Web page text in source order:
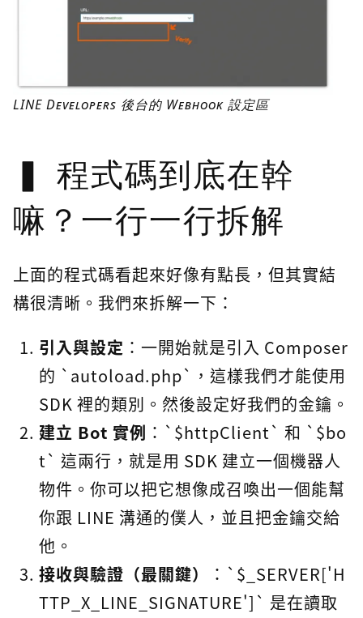
LINE Developers 後台的 Webhook 設定區
程式碼到底在幹
嘛？一行一行拆解
上面的程式碼看起來好像有點長，但其實結
構很清晰。我們來拆解一下：
引入與設定 ：一開始就是引入 Composer
的 `autoload.php`，這樣我們才能使用
SDK 裡的類別。然後設定好我們的金鑰。
建立 Bot 實例 ：`$httpClient` 和 `$bo
t` 這兩行，就是用 SDK 建立一個機器人
物件。你可以把它想像成召喚出一個能幫
你跟 LINE 溝通的僕人，並且把金鑰交給
他。
接收與驗證（最關鍵）
：`$_SERVER['H
TTP_X_LINE_SIGNATURE']` 是在讀取